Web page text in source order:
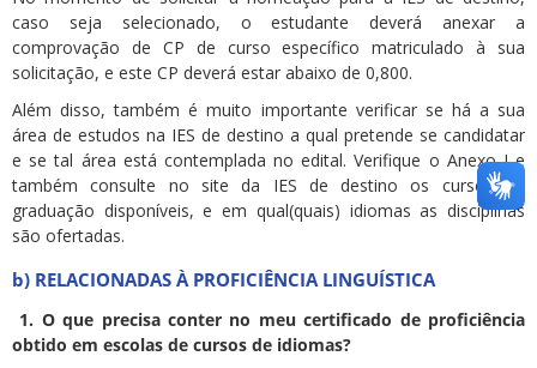
caso seja selecionado, o estudante deverá anexar a
comprovação de CP de curso específico matriculado à sua
solicitação, e este CP deverá estar abaixo de 0,800.
Além disso, também é muito importante verificar se há a sua
área de estudos na IES de destino a qual pretende se candidatar
e se tal área está contemplada no edital. Verifique o Anexo I e
também consulte no site da IES de destino os cursos de
graduação disponíveis, e em qual(quais) idiomas as disciplinas
são ofertadas.
b) RELACIONADAS À PROFICIÊNCIA LINGUÍSTICA
1. O que precisa conter no meu certificado de proficiência
obtido em escolas de cursos de idiomas?